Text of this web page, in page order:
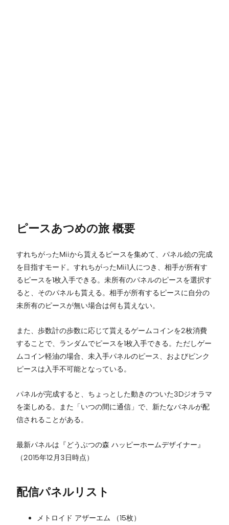
ピースあつめの旅 概要
すれちがったMiiから貰えるピースを集めて、パネル絵の完成
を目指すモード。すれちがったMii1人につき、相手が所有す
るピースを1枚入手できる。未所有のパネルのピースを選択す
ると、そのパネルも貰える。相手が所有するピースに自分の
未所有のピースが無い場合は何も貰えない。
また、歩数計の歩数に応じて貰えるゲームコインを2枚消費
することで、ランダムでピースを1枚入手できる。ただしゲー
ムコイン軽油の場合、未入手パネルのピース、およびピンク
ピースは入手不可能となっている。
パネルが完成すると、ちょっとした動きのついた3Dジオラマ
を楽しめる。また「いつの間に通信」で、新たなパネルが配
信されることがある。
最新パネルは『どうぶつの森 ハッピーホームデザイナー』
（2015年12月3日時点）
配信パネルリスト
メトロイド アザーエム （15枚）